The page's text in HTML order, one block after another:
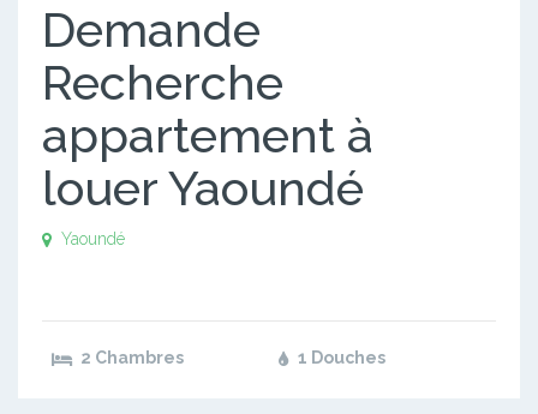
Demande
Recherche
appartement à
louer Yaoundé
Yaoundé
2 Chambres 1 Douches